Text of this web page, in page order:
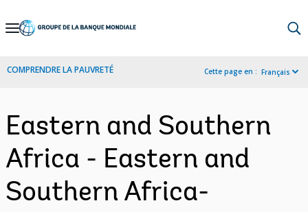
Skip
Navigation
COMPRENDRE LA PAUVRETÉ Cette page en : Français
Eastern and Southern
Africa - Eastern and
Southern Africa-